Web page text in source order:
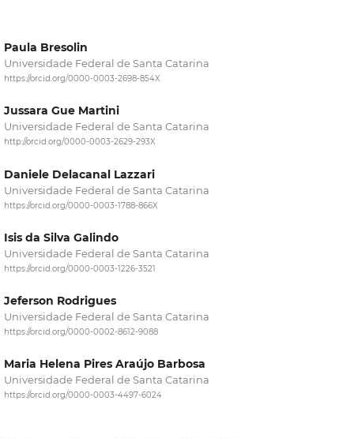
Paula Bresolin
Universidade Federal de Santa Catarina
https://orcid.org/0000-0003-2698-854X
Jussara Gue Martini
Universidade Federal de Santa Catarina
http://orcid.org/0000-0003-2629-293X
Daniele Delacanal Lazzari
Universidade Federal de Santa Catarina
https://orcid.org/0000-0003-1788-866X
Isis da Silva Galindo
Universidade Federal de Santa Catarina
https://orcid.org/0000-0003-1226-3521
Jeferson Rodrigues
Universidade Federal de Santa Catarina
https://orcid.org/0000-0002-8612-9088
Maria Helena Pires Araújo Barbosa
Universidade Federal de Santa Catarina
https://orcid.org/0000-0003-4497-6024